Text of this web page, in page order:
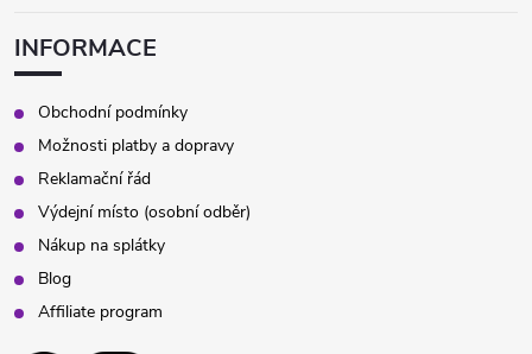
INFORMACE
Obchodní podmínky
Možnosti platby a dopravy
Reklamační řád
Výdejní místo (osobní odběr)
Nákup na splátky
Blog
Affiliate program